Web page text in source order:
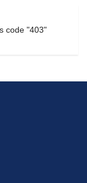
code "403"